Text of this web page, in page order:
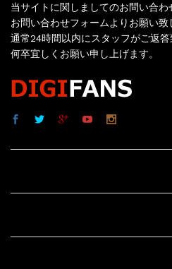
当サイトに関しましてのお問い合わ
お問い合わせフォームよりお願い致
通常24時間以内にスタッフがご返
何卒宜しくお願い申し上げます。